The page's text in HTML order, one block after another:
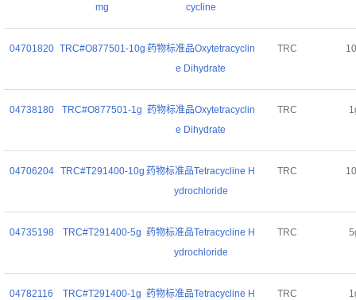
mg
cycline
04701820 TRC#O877501-10g 药物标准品Oxytetracyclin
e Dihydrate
TRC
04738180 TRC#O877501-1g 药物标准品Oxytetracyclin
e Dihydrate
TRC
04706204 TRC#T291400-10g 药物标准品Tetracycline H
ydrochloride
TRC
04735198 TRC#T291400-5g 药物标准品Tetracycline H
ydrochloride
TRC
04782116 TRC#T291400-1g 药物标准品Tetracycline H
TRC